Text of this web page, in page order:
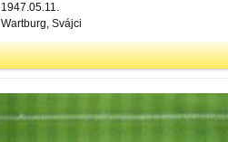
1947.05.11.
Wartburg, Svájci